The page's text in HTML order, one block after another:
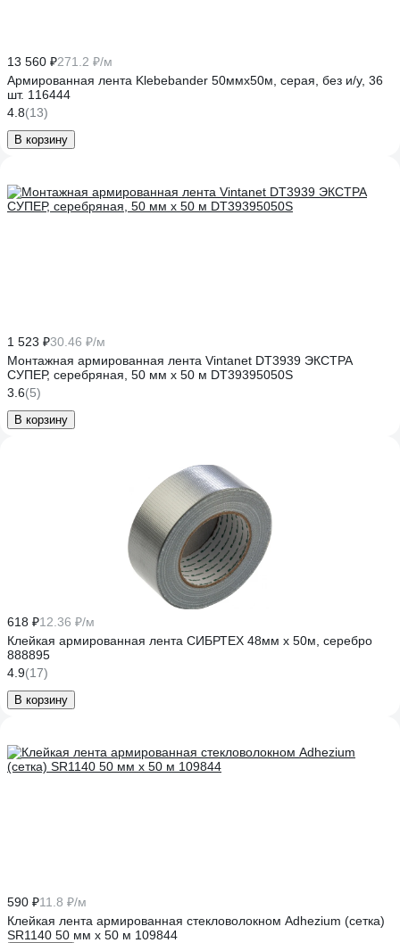
13 560 ₽271.2 ₽/м
Армированная лента Klebebander 50ммx50м, серая, без и/у, 36
шт. 116444
4.8(13)
В корзину
1 523 ₽30.46 ₽/м
Монтажная армированная лента Vintanet DT3939 ЭКСТРА
СУПЕР, серебряная, 50 мм х 50 м DT39395050S
3.6(5)
В корзину
618 ₽12.36 ₽/м
Клейкая армированная лента СИБРТЕХ 48мм х 50м, серебро
888895
4.9(17)
В корзину
590 ₽11.8 ₽/м
Клейкая лента армированная стекловолокном Adhezium (сетка)
SR1140 50 мм х 50 м 109844